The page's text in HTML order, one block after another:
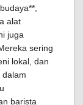
alat
juga
sering
lokal, dan
dalam
barista